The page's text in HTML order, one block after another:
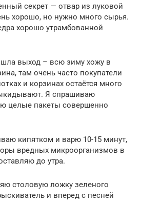
секрет — отвар из луковой
хорошо, но нужно много сырья.
хорошо утрамбованной
выход – всю зиму хожу в
там очень часто покупатели
и корзинах остаётся много
Я спрашиваю
целые пакеты совершенно
кипятком и варю 10-15 минут,
вредных микроорганизмов в
до утра.
столовую ложку зеленого
и вперед с песней